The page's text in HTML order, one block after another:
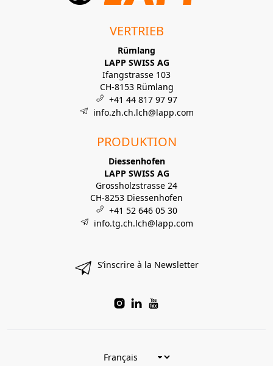
VERTRIEB
Rümlang
LAPP SWISS AG
Ifangstrasse 103
CH-8153 Rümlang
+41 44 817 97 97
info.zh.ch.lch@lapp.com
PRODUKTION
Diessenhofen
LAPP SWISS AG
Grossholzstrasse 24
CH-8253 Diessenhofen
+41 52 646 05 30
info.tg.ch.lch@lapp.com
S’inscrire à la Newsletter